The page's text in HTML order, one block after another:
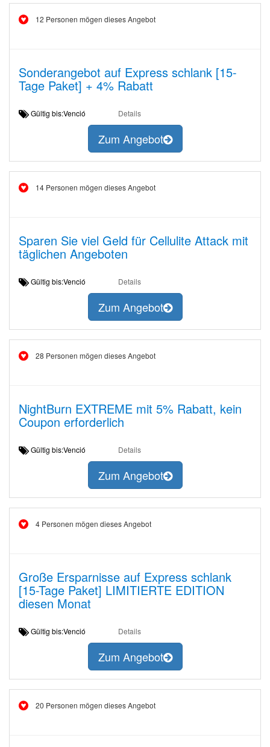
12 Personen mögen dieses Angebot
Sonderangebot auf Express schlank [15-
Tage Paket] + 4% Rabatt
Gültig bis:Venció Details
Zum Angebot
14 Personen mögen dieses Angebot
Sparen Sie viel Geld für Cellulite Attack mit
täglichen Angeboten
Gültig bis:Venció Details
Zum Angebot
28 Personen mögen dieses Angebot
NightBurn EXTREME mit 5% Rabatt, kein
Coupon erforderlich
Gültig bis:Venció Details
Zum Angebot
4 Personen mögen dieses Angebot
Große Ersparnisse auf Express schlank
[15-Tage Paket] LIMITIERTE EDITION
diesen Monat
Gültig bis:Venció Details
Zum Angebot
20 Personen mögen dieses Angebot